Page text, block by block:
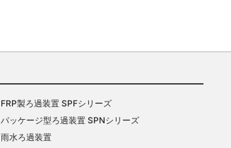
FRP製ろ過装置 SPFシリーズ
パッケージ型ろ過装置 SPNシリーズ
雨水ろ過装置